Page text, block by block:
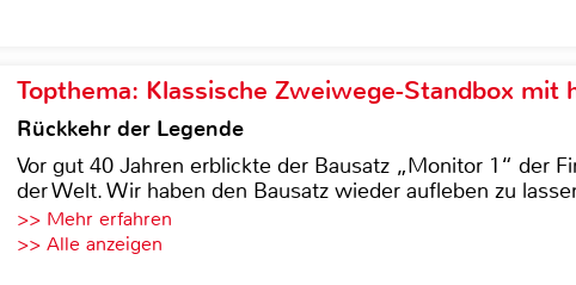
Topthema: Klassische Zweiwege-Standbox mit
Rückkehr der Legende
Vor gut 40 Jahren erblickte der Bausatz „Monitor 1“ der
der Welt. Wir haben den Bausatz wieder aufleben zu
>> Mehr erfahren
>> Alle anzeigen